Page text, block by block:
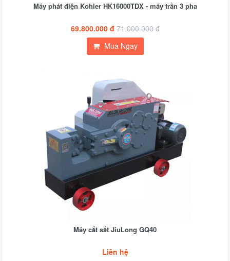
Máy phát điện Kohler HK16000TDX - máy trần 3 pha
69.800.000 đ 71.000.000 đ
Mua Ngay
Máy cắt sắt JiuLong GQ40
Liên hệ